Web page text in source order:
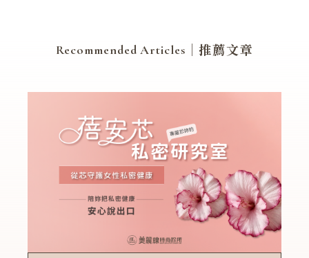
Recommended Articles ｜推薦文章